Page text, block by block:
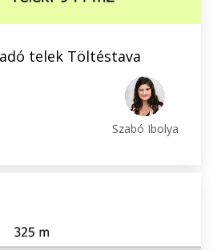
telek Töltéstava
Szabó Ibolya